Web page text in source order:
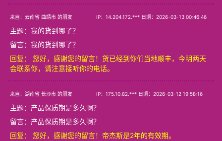
来自：云南省 曲靖市 的朋友 IP：14.204.172.*** 日期：2026-03-13 00:46:46
主题： 我的货到哪了？
留言：我的货到哪了？
回复： 您好，感谢您的留言！货已经到你们当地顺丰，今明两天
会联系你，请注意接听你的电话。
来自：湖南省 长沙市 的朋友 IP：175.10.82.*** 日期：2026-03-12 19:58:16
主题： 产品保质期是多久啊？
留言：产品保质期是多久啊？
回复： 您好，感谢您的留言！帝杰斯是2年的有效期。